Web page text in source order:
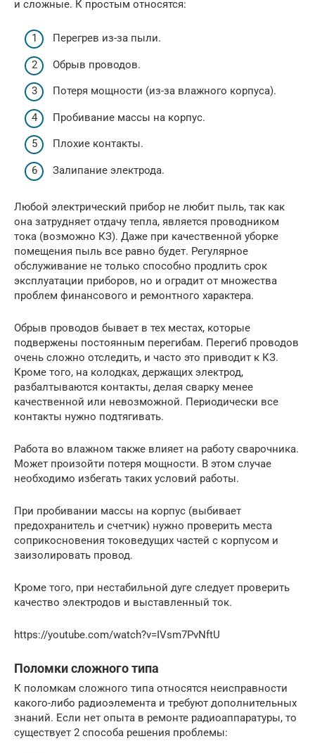
и сложные. К простым относятся:
Перегрев из-за пыли.
Обрыв проводов.
Потеря мощности (из-за влажного корпуса).
Пробивание массы на корпус.
Плохие контакты.
Залипание электрода.
Любой электрический прибор не любит пыль, так как
она затрудняет отдачу тепла, является проводником
тока (возможно КЗ). Даже при качественной уборке
помещения пыль все равно будет. Регулярное
обслуживание не только способно продлить срок
эксплуатации приборов, но и оградит от множества
проблем финансового и ремонтного характера.
Обрыв проводов бывает в тех местах, которые
подвержены постоянным перегибам. Перегиб проводов
очень сложно отследить, и часто это приводит к КЗ.
Кроме того, на колодках, держащих электрод,
разбалтываются контакты, делая сварку менее
качественной или невозможной. Периодически все
контакты нужно подтягивать.
Работа во влажном также влияет на работу сварочника.
Может произойти потеря мощности. В этом случае
необходимо избегать таких условий работы.
При пробивании массы на корпус (выбивает
предохранитель и счетчик) нужно проверить места
соприкосновения токоведущих частей с корпусом и
заизолировать провод.
Кроме того, при нестабильной дуге следует проверить
качество электродов и выставленный ток.
https://youtube.com/watch?v=IVsm7PvNftU
Поломки сложного типа
К поломкам сложного типа относятся неисправности
какого-либо радиоэлемента и требуют дополнительных
знаний. Если нет опыта в ремонте радиоаппаратуры, то
существует 2 способа решения проблемы: